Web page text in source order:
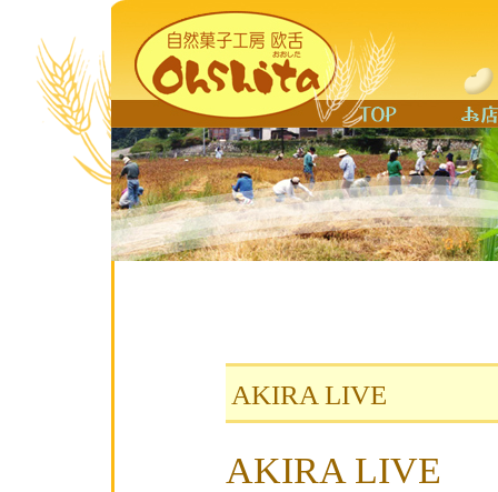
AKIRA LIVE
AKIRA LIVE